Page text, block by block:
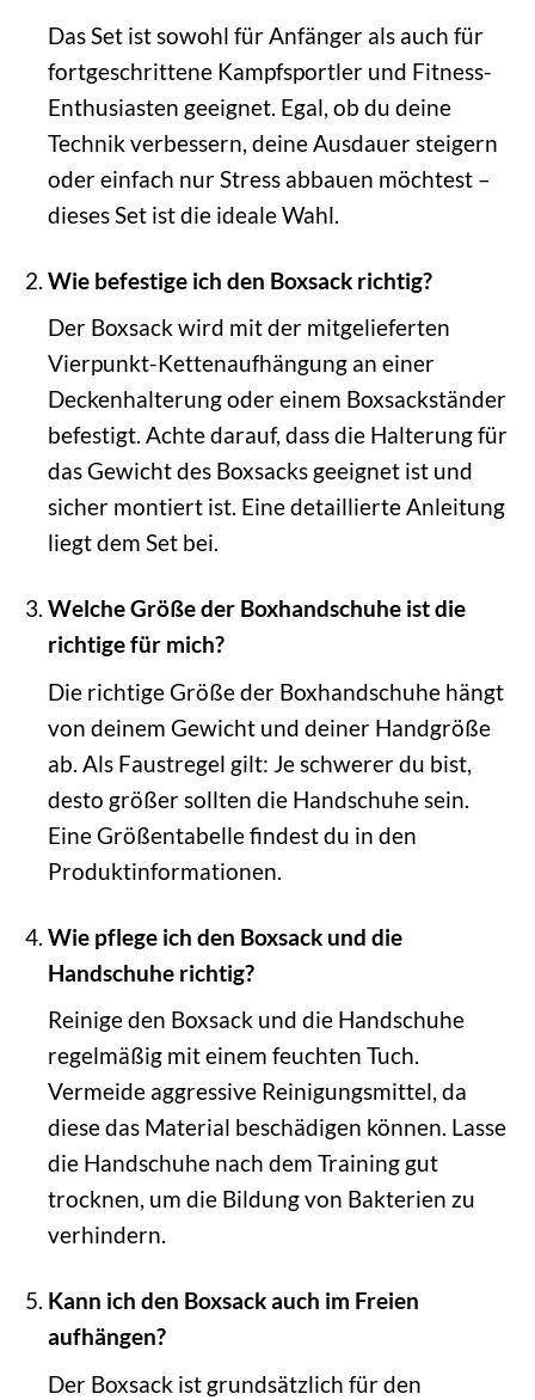
Das Set ist sowohl für Anfänger als auch für
fortgeschrittene Kampfsportler und Fitness-
Enthusiasten geeignet. Egal, ob du deine
Technik verbessern, deine Ausdauer steigern
oder einfach nur Stress abbauen möchtest –
dieses Set ist die ideale Wahl.
Wie befestige ich den Boxsack richtig?
Der Boxsack wird mit der mitgelieferten
Vierpunkt-Kettenaufhängung an einer
Deckenhalterung oder einem Boxsackständer
befestigt. Achte darauf, dass die Halterung für
das Gewicht des Boxsacks geeignet ist und
sicher montiert ist. Eine detaillierte Anleitung
liegt dem Set bei.
Welche Größe der Boxhandschuhe ist die
richtige für mich?
Die richtige Größe der Boxhandschuhe hängt
von deinem Gewicht und deiner Handgröße
ab. Als Faustregel gilt: Je schwerer du bist,
desto größer sollten die Handschuhe sein.
Eine Größentabelle findest du in den
Produktinformationen.
Wie pflege ich den Boxsack und die
Handschuhe richtig?
Reinige den Boxsack und die Handschuhe
regelmäßig mit einem feuchten Tuch.
Vermeide aggressive Reinigungsmittel, da
diese das Material beschädigen können. Lasse
die Handschuhe nach dem Training gut
trocknen, um die Bildung von Bakterien zu
verhindern.
Kann ich den Boxsack auch im Freien
aufhängen?
Der Boxsack ist grundsätzlich für den